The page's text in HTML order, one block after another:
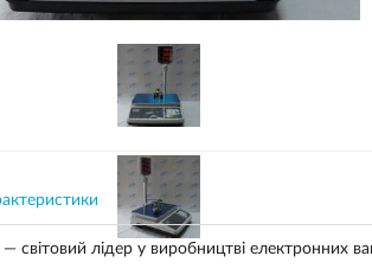
світовий лідер у виробництві електронних